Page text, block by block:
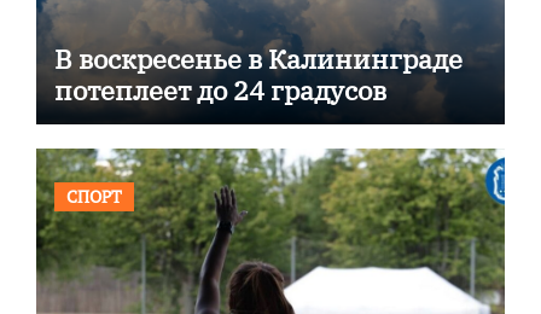
В воскресенье в Калининграде
потеплеет до 24 градусов
СПОРТ